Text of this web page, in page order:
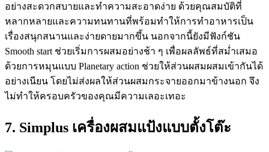
อย่างสะดวกสบายและทำความสะอาดง่าย ด้วยคุณสมบัติที่
หลากหลายและความทนทานที่พร้อมทำให้การทำอาหารเป็น
เรื่องสนุกสนานและง่ายดายมากขึ้น นอกจากนี้ยังมีฟังก์ชัน
Smooth start ช่วยเริ่มการผสมอย่างช้า ๆ เพื่อผลลัพธ์ที่สม่ำเสมอ
ด้วยการหมุนแบบ Planetary action ช่วยให้ส่วนผสมผสมเข้ากันได้
อย่างเนียน โดยไม่ส่งผลให้ส่วนผสมกระจายออกมาข้างนอก จึง
ไม่ทำให้ครอบครัวของคุณมีความเลอะเทอะ
7. Simplus เครื่องผสมแป้งแบบตั้งโต๊ะ